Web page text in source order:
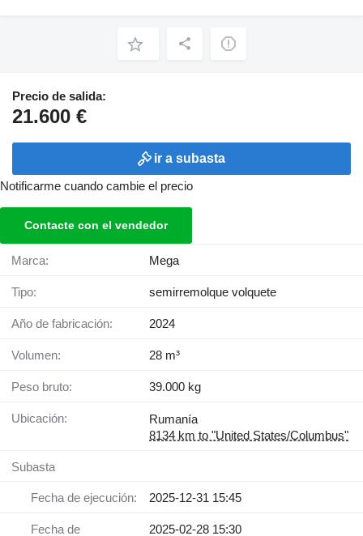
Precio de salida:
21.600 €
ir a subasta
Notificarme cuando cambie el precio
Contacte con el vendedor
Marca: Mega
Tipo: semirremolque volquete
Año de fabricación: 2024
Volumen: 28 m³
Peso bruto: 39.000 kg
Ubicación:
Rumanía
8134 km to "United States/Columbus"
Subasta
Fecha de ejecución: 2025-12-31 15:45
Fecha de
2025-02-28 15:30